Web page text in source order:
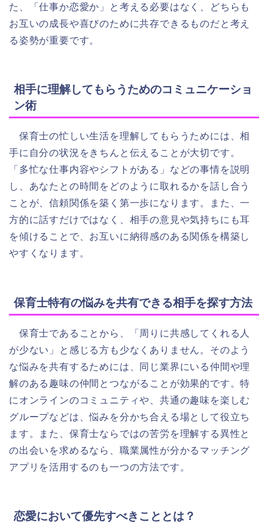
た、「仕事か恋愛か」と考える必要はなく、どちらも
お互いの成長や喜びのために共存できるものだと考え
る姿勢が重要です。
相手に理解してもらうためのコミュニケーショ
ン術
保育士の忙しい生活を理解してもらうためには、相
手に自分の状況をきちんと伝えることが大切です。
「多忙な仕事内容やシフトがある」などの事情を説明
し、あなたとの時間をどのように取れるかを話し合う
ことが、信頼関係を築く第一歩になります。また、一
方的に話すだけではなく、相手の意見や気持ちにも耳
を傾けることで、お互いに納得感のある関係を構築し
やすくなります。
保育士特有の悩みを共有できる相手を探す方法
保育士であることから、「周りに共感してくれる人
が少ない」と感じる方も少なくありません。そのよう
な悩みを共有するためには、同じ業界にいる仲間や理
解のある趣味の仲間とつながることが効果的です。特
にオンラインのコミュニティや、共通の趣味を楽しむ
グループなどは、悩みを分かち合える場として役立ち
ます。また、保育士ならではの苦労を理解する異性と
の出会いを求めるなら、職業属性が分かるマッチング
アプリを活用するのも一つの方法です。
恋愛において優先すべきこととは？